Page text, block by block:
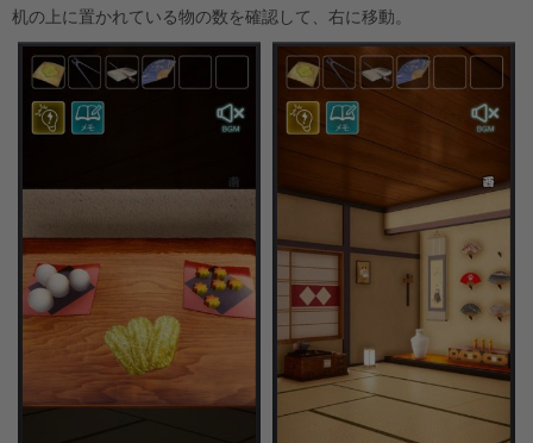
机の上に置かれている物の数を確認して、右に移動。